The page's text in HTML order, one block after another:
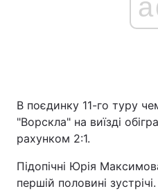
В поєдинку 11-го туру
"Ворскла" на виїзді
рахунком 2:1.
Підопічні Юрія
першій половині